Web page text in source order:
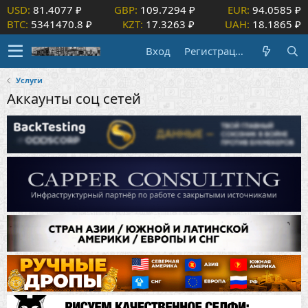
USD: 81.4077 ₽ GBP: 109.7294 ₽ EUR: 94.0585 ₽
BTC: 5341470.8 ₽ KZT: 17.3263 ₽ UAH: 18.1865 ₽
Вход
Регистрация
Услуги
Аккаунты соц сетей